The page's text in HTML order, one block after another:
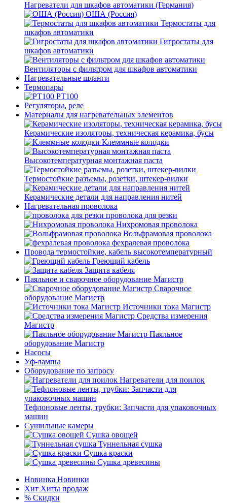
Нагреватели для шкафов автоматики (Германия)
ОША (Россия)
Термостаты для
шкафов автоматики
Гигростаты для
шкафов автоматики
Вентиляторы с фильтром для шкафов автоматики
Нагревательные шланги
Термопары
PT100
Регуляторы, реле
Материалы для нагревательных элементов
Керамические изоляторы, техническая керамика, бусы
Клеммные колодки
Высокотемпературная монтажная паста
Термостойкие разъемы, розетки, штекер-вилки
Керамические детали для направления нитей
Нагревательная проволока
проволока для резки
Нихромовая проволока
Вольфрамовая проволока
фехралевая проволока
Провода термостойкие, кабель высокотемпературный
Греющий кабель
Защита кабеля
Паяльное и сварочное оборудование Магистр
Сварочное
оборудование Магистр
Источники тока Магистр
Средства измерения
Магистр
Паяльное
оборудование Магистр
Насосы
Уф-лампы
Оборудование по запросу
Нагреватели для поилок
Тефлоновые ленты, трубки: Запчасти для упаковочных
машин
Сушильные камеры
Сушка овощей
Туннельная сушка
Сушка краски
Сушка древесины
Новинка Новинки
Хит Хиты продаж
% Скидки